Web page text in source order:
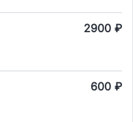
2900 ₽
600 ₽